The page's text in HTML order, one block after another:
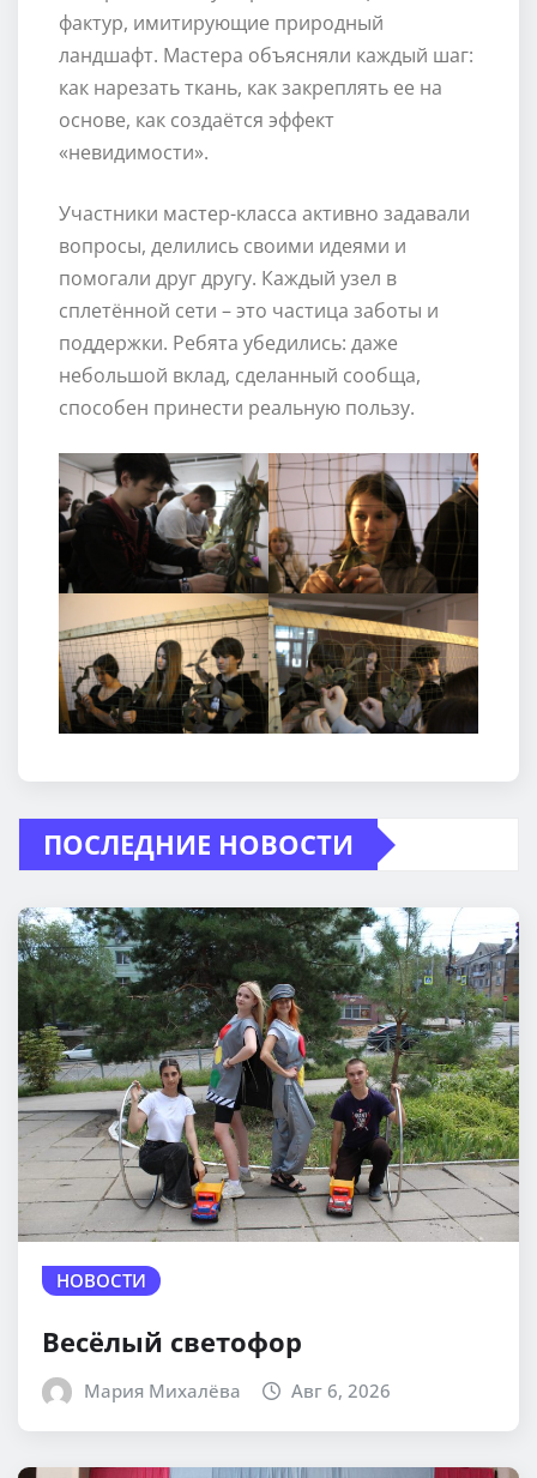
фактур, имитирующие природный
ландшафт. Мастера объясняли каждый шаг:
как нарезать ткань, как закреплять ее на
основе, как создаётся эффект
«невидимости».
Участники мастер-класса активно задавали
вопросы, делились своими идеями и
помогали друг другу. Каждый узел в
сплетённой сети – это частица заботы и
поддержки. Ребята убедились: даже
небольшой вклад, сделанный сообща,
способен принести реальную пользу.
ПОСЛЕДНИЕ НОВОСТИ
НОВОСТИ
Весёлый светофор
Мария Михалёва Авг 6, 2026